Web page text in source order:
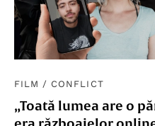
FILM / CONFLICT
„Toată lumea are o